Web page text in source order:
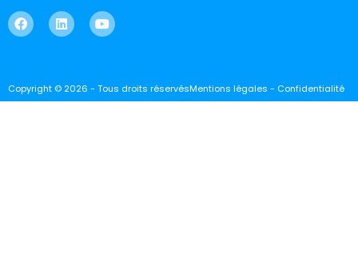
Copyright © 2026 - Tous droits réservésMentions légales - Confidentialité